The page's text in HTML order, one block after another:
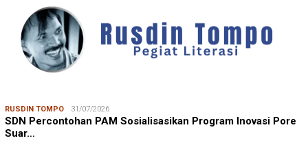
RUSDIN TOMPO 31/07/2026
SDN Percontohan PAM Sosialisasikan Program Inovasi Pore
Suar…